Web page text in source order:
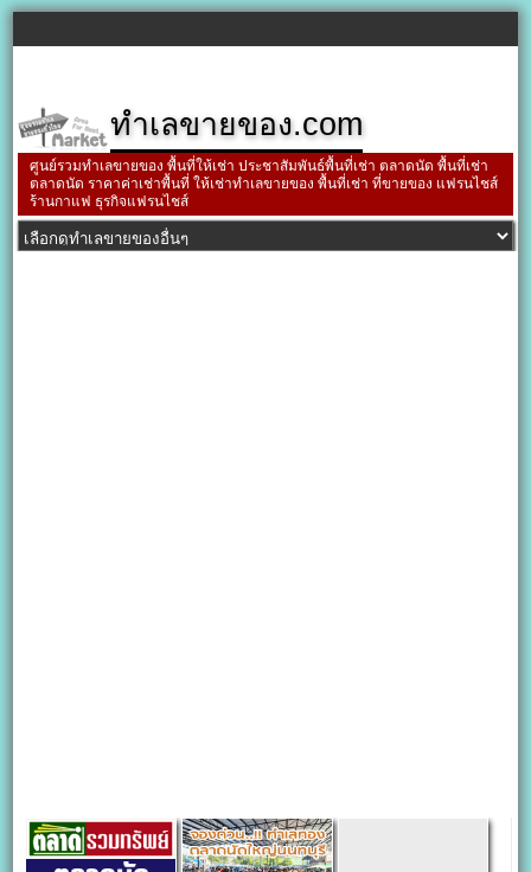
ทำเลขายของ.com
ศูนย์รวมทำเลขายของ พื้นที่ให้เช่า ประชาสัมพันธ์พื้นที่เช่า ตลาดนัด พื้นที่เช่า
ตลาดนัด ราคาค่าเช่าพื้นที่ ให้เช่าทำเลขายของ พื้นที่เช่า ที่ขายของ แฟรนไชส์
ร้านกาแฟ ธุรกิจแฟรนไชส์